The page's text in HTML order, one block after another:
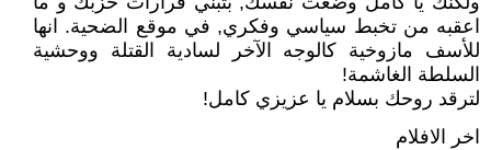
اعقبه من تخبط سياسي وفكري, في موقع الضحية. انها
للأسف مازوخية كالوجه الآخر لسادية القتلة ووحشية
السلطة الغاشمة!
لترقد روحك بسلام يا عزيزي كامل!
اخر الافلام